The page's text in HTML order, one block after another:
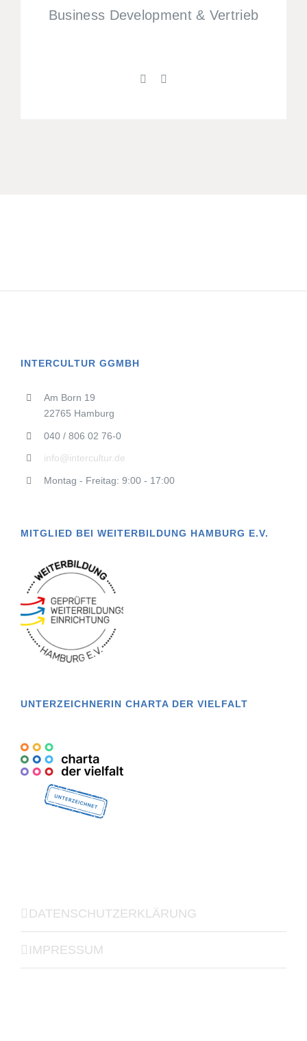
Business Development & Vertrieb
INTERCULTUR GGMBH
Am Born 19
22765 Hamburg
040 / 806 02 76-0
info@intercultur.de
Montag - Freitag: 9:00 - 17:00
MITGLIED BEI WEITERBILDUNG HAMBURG E.V.
UNTERZEICHNERIN CHARTA DER VIELFALT
DATENSCHUTZERKLÄRUNG
IMPRESSUM